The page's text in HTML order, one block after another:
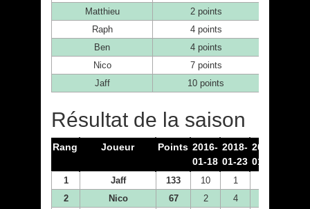
Matthieu
2 points
Raph
4 points
Ben
4 points
Nico
7 points
Jaff
10 points
Résultat de la saison
Rang Joueur Points 2016-
01-18
2018-
01-23
2018-
01-30
1 Jaff 133 10 1
2
Nico 67 2 4